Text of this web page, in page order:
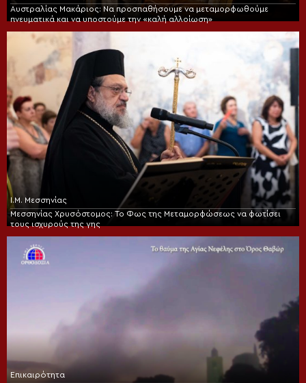
Αυστραλίας Μακάριος: Να προσπαθήσουμε να μεταμορφωθούμε
πνευματικά και να υποστούμε την «καλή αλλοίωση»
Ι.Μ. Μεσσηνίας
Μεσσηνίας Χρυσόστομος: Το Φως της Μεταμορφώσεως να φωτίσει
τους ισχυρούς της γης
Επικαιρότητα